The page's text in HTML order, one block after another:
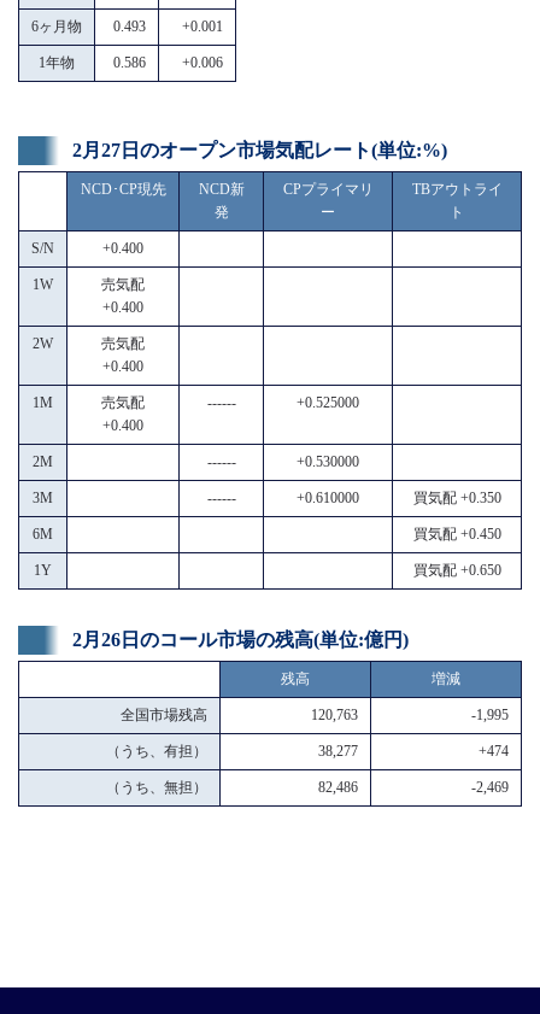
6ヶ月物 0.493 +0.001
1年物 0.586 +0.006
2月27日のオープン市場気配レート(単位:%)
NCD･CP現先
NCD新
発
CPプライマリ
ー
TBアウトライ
ト
S/N +0.400
1W
売気配
+0.400
2W
売気配
+0.400
1M
売気配
+0.400
------ +0.525000
2M ------ +0.530000
3M ------ +0.610000 買気配 +0.350
6M 買気配 +0.450
1Y 買気配 +0.650
2月26日のコール市場の残高(単位:億円)
残高 増減
全国市場残高 120,763 -1,995
（うち、有担） 38,277 +474
（うち、無担） 82,486 -2,469